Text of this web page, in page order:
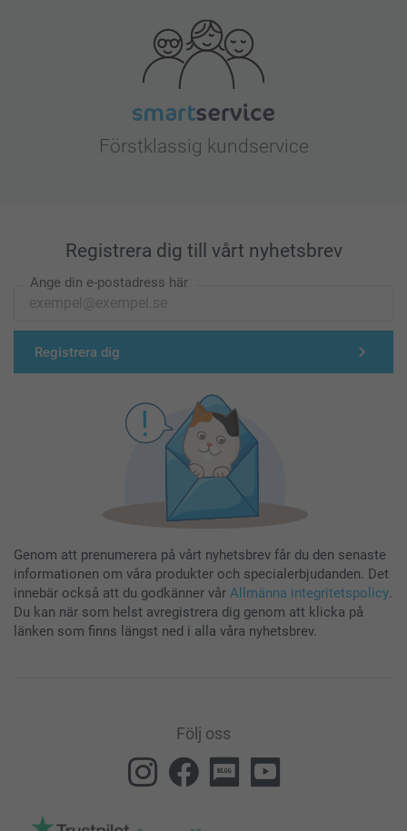
Förstklassig kundservice
Registrera dig till vårt nyhetsbrev
Ange din e-postadress här
Registrera dig
Genom att prenumerera på vårt nyhetsbrev får du den senaste
informationen om våra produkter och specialerbjudanden. Det
innebär också att du godkänner vår Allmänna integritetspolicy.
Du kan när som helst avregistrera dig genom att klicka på
länken som finns längst ned i alla våra nyhetsbrev.
Följ oss